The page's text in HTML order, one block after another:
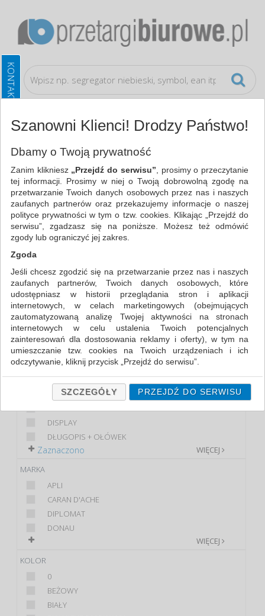
Artykuły do pisania i korygowania
WSZYSTKIE KATEGORIE
NAJCHĘTNIEJ WYBIERANE
ARTYKUŁY DO PISANIA I KORYGOWANIA
DŁUGOPISY (67)
FILTRY WIĘCEJ
KLASA
EKONOMICZNE
PREMIUM
STANDARD
PRODUKT
DŁUGOPIS
CIENKOPIS
DISPLAY
DŁUGOPIS + OŁÓWEK
WIĘCEJ
Zaznaczono
MARKA
APLI
CARAN D'ACHE
DIPLOMAT
DONAU
WIĘCEJ
KOLOR
0
BEŻOWY
BIAŁY
Szanowni Klienci! Drodzy Państwo!
Dbamy o Twoją prywatność
Zanim klikniesz „Przejdź do serwisu” , prosimy o przeczytanie
tej informacji. Prosimy w niej o Twoją dobrowolną zgodę na
przetwarzanie Twoich danych osobowych przez nas i naszych
zaufanych partnerów oraz przekazujemy informacje o naszej
polityce prywatności w tym o tzw. cookies. Klikając „Przejdź do
serwisu”, zgadzasz się na poniższe. Możesz też odmówić
zgody lub ograniczyć jej zakres.
Zgoda
Jeśli chcesz zgodzić się na przetwarzanie przez nas i naszych
zaufanych partnerów, Twoich danych osobowych, które
udostępniasz w historii przeglądania stron i aplikacji
internetowych, w celach marketingowych (obejmujących
zautomatyzowaną analizę Twojej aktywności na stronach
internetowych w celu ustalenia Twoich potencjalnych
zainteresowań dla dostosowania reklamy i oferty), w tym na
umieszczanie tzw. cookies na Twoich urządzeniach i ich
odczytywanie, kliknij przycisk „Przejdź do serwisu”.
Jeśli nie chcesz wyrazić zgody lub ograniczyć jej zakres, kliknij
„Szczegóły”, gdzie znajdziesz wszelkie informacje o tym jak to
zrobić . Te same informacje znajdziesz także na podstronie z
naszą polityką prywatności obowiązującą od 25 maja 2018.
wcześniejsza zgoda której udzieliliście podczas zakładania
konta. Każda Państwa zgoda jest dobrowolna i można ją w
Klauzula Informacyjna (rozwiń)
Lista Zaufanych Partnerów (rozwiń)
SZCZEGÓŁY PRZEJDŹ DO SERWISU